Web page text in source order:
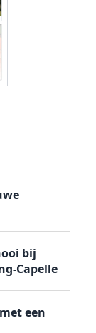
bij
Capelle
een